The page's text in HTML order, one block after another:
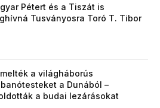
Pétert és a Tiszát is
Tusványosra Toró T. Tibor
a világháborús
a Dunából –
a budai lezárásokat